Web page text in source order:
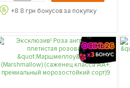
+8.8 грн бонусов за покупку